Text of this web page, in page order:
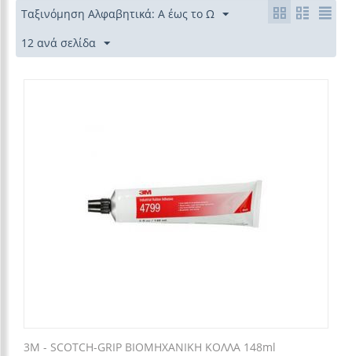
Ταξινόμηση Αλφαβητικά: Α έως το Ω
12 ανά σελίδα
3M - SCOTCH-GRIP ΒΙΟΜΗΧΑΝΙΚΗ ΚΟΛΛΑ 148ml